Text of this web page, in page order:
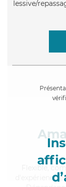
lessive/
,
d'expérience